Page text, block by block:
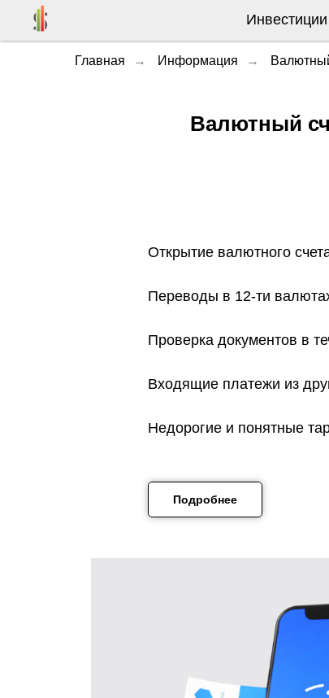
Инвестиции
Главная → Информация →
Валютный
Открытие валютного
Переводы в 12-ти
Проверка документов в
Входящие платежи из
Недорогие и понятные
Подробнее